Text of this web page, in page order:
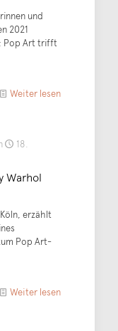
und
2021
Pop Art trifft
Weiter lesen
18.
Warhol
erzählt
Pop Art-
Weiter lesen